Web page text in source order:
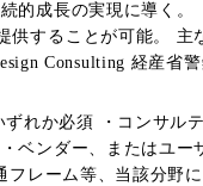
ンダストリー】 インダストリーを
することが可能。
トに対し、クライア
の立案をリードする 担当業
ただきます。知見が
ベンダー、またはユ
等、当該分野におけ